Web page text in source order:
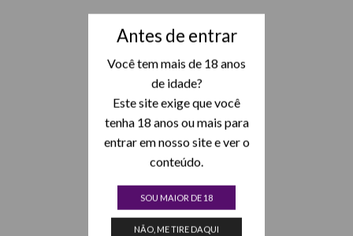
Antes de entrar
Você tem mais de 18 anos
de idade?
Este site exige que você
tenha 18 anos ou mais para
entrar em nosso site e ver o
conteúdo.
SOU MAIOR DE 18
NÃO, ME TIRE DAQUI